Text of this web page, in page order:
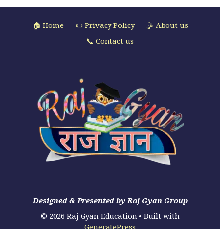
🏠 Home 📜 Privacy Policy
🤹 About us
📞 Contact us
Designed & Presented by Raj Gyan Group
© 2026 Raj Gyan Education• Built with
GeneratePress